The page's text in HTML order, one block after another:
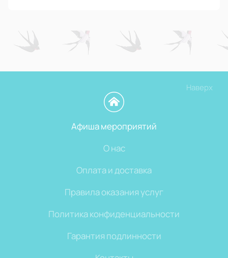
Наверх
Афиша мероприятий
О нас
Оплата и доставка
Правила оказания услуг
Политика конфиденциальности
Гарантия подлинности